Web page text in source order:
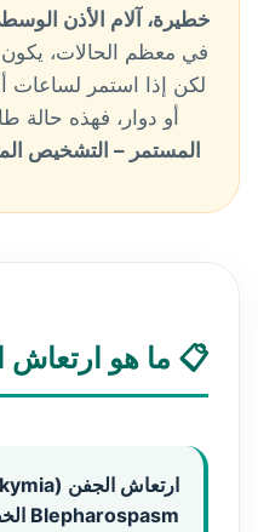
خطيرة، آلام الأذن
في معظم الحالات،
لكن إذا استمر
أو دوار، فهذه حالة
المستمر – التشخيص
📋 ما هو ارتعاش
Blepharospasm الخفيف):